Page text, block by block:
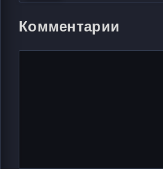
Комментарии